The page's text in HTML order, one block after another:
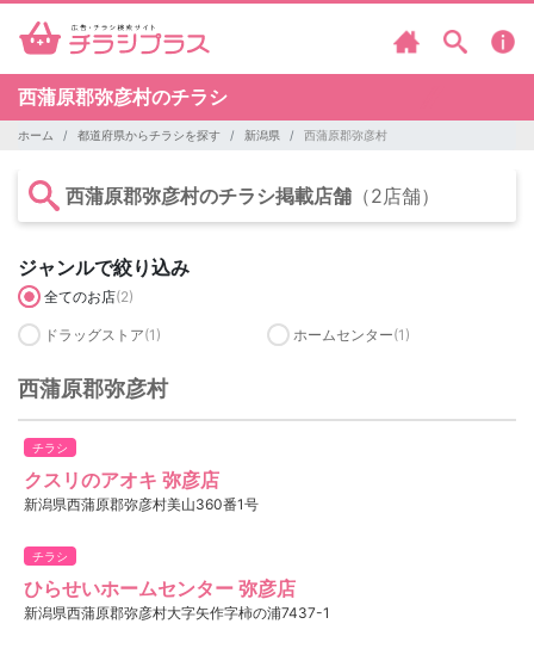
西蒲原郡弥彦村のチラシ
ホーム 都道府県からチラシを探す 新潟県 西蒲原郡弥彦村
西蒲原郡弥彦村のチラシ掲載店舗 （2店舗）
ジャンルで絞り込み
全てのお店(2)
ドラッグストア(1) ホームセンター(1)
西蒲原郡弥彦村
チラシ
クスリのアオキ 弥彦店
新潟県西蒲原郡弥彦村美山360番1号
チラシ
ひらせいホームセンター 弥彦店
新潟県西蒲原郡弥彦村大字矢作字柿の浦7437-1